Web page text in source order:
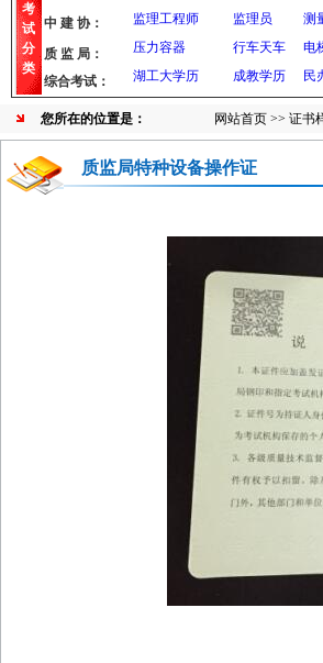
考
试
分
类
监理工程师
监理员 测
压力容器
行车天车 电
湖工大学历
成教学历 民
中 建 协：
质 监 局：
综合考试：
您所在的位置是： 网站首页 >> 证书
质监局特种设备操作证